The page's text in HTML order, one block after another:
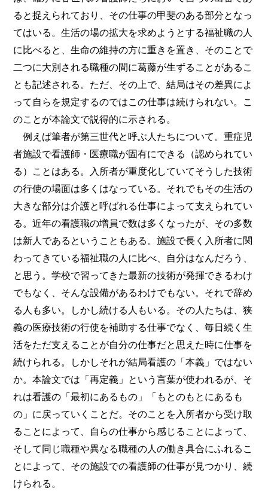
ると捉えられており、その仕事の甲斐のある部分となっ
てはいる。生活の場の拡大を求めようとする福祉職の人
に比べると、生命の維持の方に重きを置き、そのことで
二つに大別される職種の間に葛藤が生ずることがあるこ
とも記述される。ただ、その上で、結局はその差異によ
って自らを規定するのではこの仕事は続けられない。こ
のことが本論文で説得的に示される。
例えば筆者が第三世代と呼ぶ人たちについて。重症児
者施設で看護師・医療職が固有にできる（認められてい
る）ことはある。入所者が重度化していてそうした技術
の行使の場面は多くはなっている。それでもその生活の
大きな部分は介護と呼ばれる仕事によって支えられてい
る。近年の看護職の増員で数は多くなったが、その多数
は新人であるということもある。施設で長く入所者に関
わってきている福祉職の人に比べ、自分はなんだろう、
と思う。学校で習ってきた最新の技術が発揮できるわけ
でもなく、そんな設備があるわけでもない。それで辞め
る人も多い。しかし続ける人もいる。その人たちは、狭
義の医療技術の行使を補助する仕事でなく、毎日続く生
活をただ支えることが自分の仕事だと思えた時に仕事を
続けられる。しかしそれが結局看護の「本義」ではない
か。本論文では「再定義」という言葉が使われるが、そ
れは看護の「最初にあるもの」「もとのもとにあるも
の」に戻っていくことだ。そのことを入所者から受け取
ることによって、自らの仕事から感じることによって、
そして同じ職種や異なる職種の人の働き具合にふれるこ
とによって、その施設での看護師の仕事が見つかり、続
けられる。